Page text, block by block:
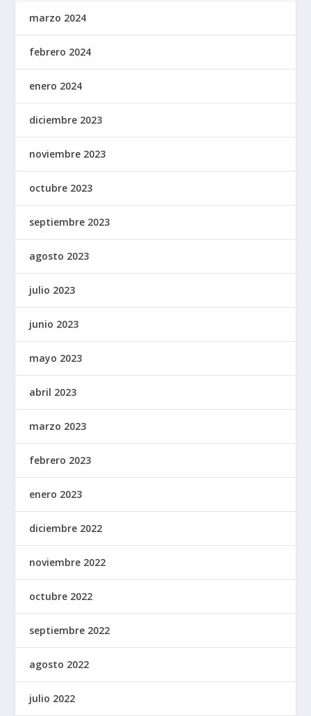
marzo 2024
febrero 2024
enero 2024
diciembre 2023
noviembre 2023
octubre 2023
septiembre 2023
agosto 2023
julio 2023
junio 2023
mayo 2023
abril 2023
marzo 2023
febrero 2023
enero 2023
diciembre 2022
noviembre 2022
octubre 2022
septiembre 2022
agosto 2022
julio 2022